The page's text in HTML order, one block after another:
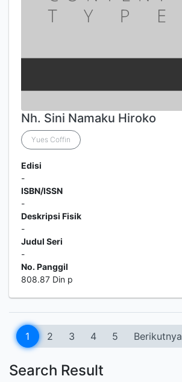
Nh. Sini Namaku Hiroko
Yues Coffin
Edisi
-
ISBN/ISSN
-
Deskripsi Fisik
-
Judul Seri
-
No. Panggil
808.87 Din p
1 2 3 4 5 Berikutnya
Search Result